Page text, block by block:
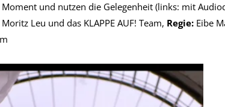
und nutzen die Gelegenheit (links: mit
Leu und das KLAPPE AUF! Team, Regie: Eibe